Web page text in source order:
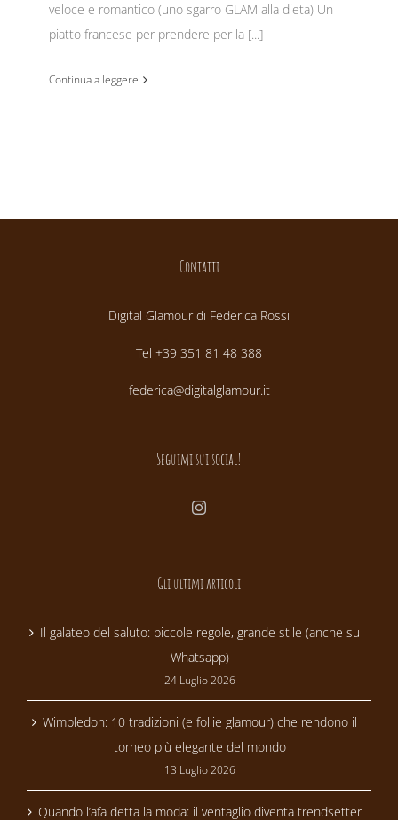
veloce e romantico (uno sgarro GLAM alla dieta) Un
piatto francese per prendere per la [...]
Continua a leggere
Contatti
Digital Glamour di Federica Rossi
Tel +39 351 81 48 388
federica@digitalglamour.it
Seguimi sui social!
Gli ultimi articoli
Il galateo del saluto: piccole regole, grande stile (anche su
Whatsapp)
24 Luglio 2026
Wimbledon: 10 tradizioni (e follie glamour) che rendono il
torneo più elegante del mondo
13 Luglio 2026
Quando l’afa detta la moda: il ventaglio diventa trendsetter